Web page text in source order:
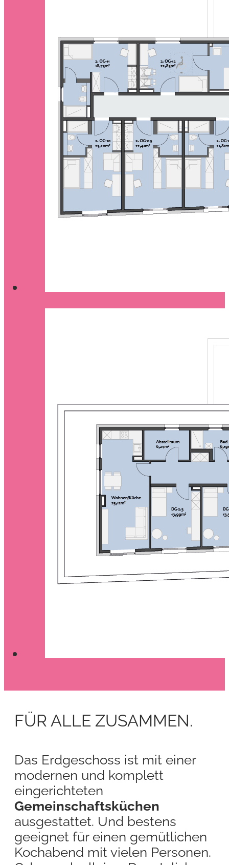
FÜR ALLE ZUSAMMEN.
Das Erdgeschoss ist mit einer
modernen und komplett
eingerichteten
Gemeinschaftsküchen
ausgestattet. Und bestens
geeignet für einen gemütlichen
Kochabend mit vielen Personen.